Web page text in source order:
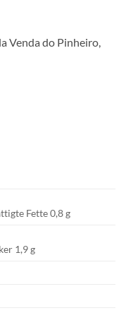
Venda do Pinheiro,
Fette 0,8 g
1,9 g